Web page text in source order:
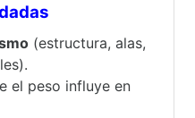
(estructura, alas,
el peso influye en